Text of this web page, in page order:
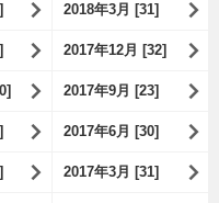
2018年3月 [31]
2017年12月 [32]
2017年9月 [23]
2017年6月 [30]
2017年3月 [31]